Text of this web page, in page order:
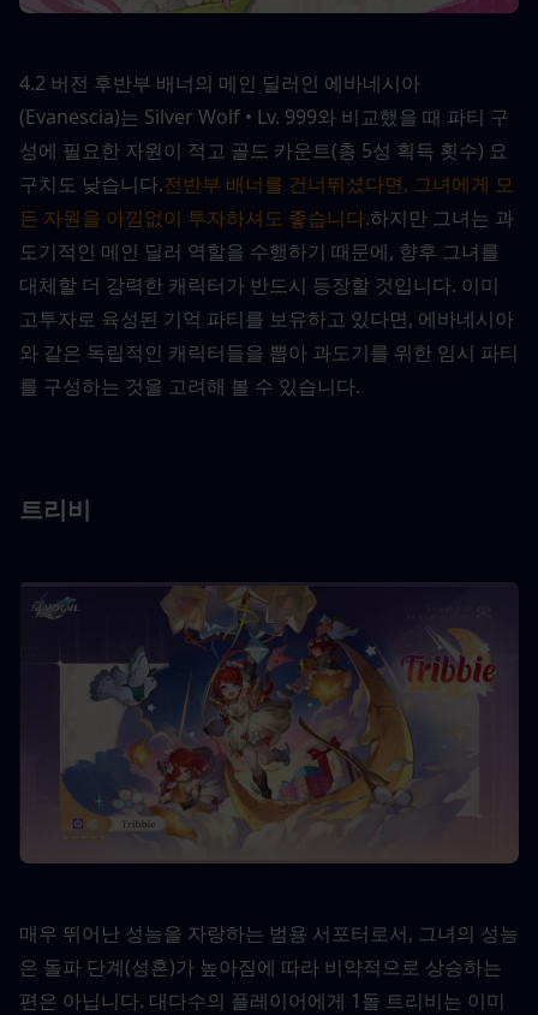
4.2 버전 후반부 배너의 메인 딜러인 에바네시아
(Evanescia)는 Silver Wolf • Lv. 999와 비교했을 때 파티 구
성에 필요한 자원이 적고 골드 카운트(총 5성 획득 횟수) 요
구치도 낮습니다.전반부 배너를 건너뛰셨다면, 그녀에게 모
든 자원을 아낌없이 투자하셔도 좋습니다.하지만 그녀는 과
도기적인 메인 딜러 역할을 수행하기 때문에, 향후 그녀를
대체할 더 강력한 캐릭터가 반드시 등장할 것입니다. 이미
고투자로 육성된 기억 파티를 보유하고 있다면, 에바네시아
와 같은 독립적인 캐릭터들을 뽑아 과도기를 위한 임시 파티
를 구성하는 것을 고려해 볼 수 있습니다.
트리비
매우 뛰어난 성능을 자랑하는 범용 서포터로서, 그녀의 성능
은 돌파 단계(성혼)가 높아짐에 따라 비약적으로 상승하는
편은 아닙니다. 대다수의 플레이어에게 1돌 트리비는 이미